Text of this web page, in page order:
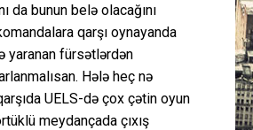
da bunun belə olacağını
qarşı oynayanda
yaranan fürsətlərdən
Hələ heç nə
UELS-də çox çətin oyun
meydançada çıxış